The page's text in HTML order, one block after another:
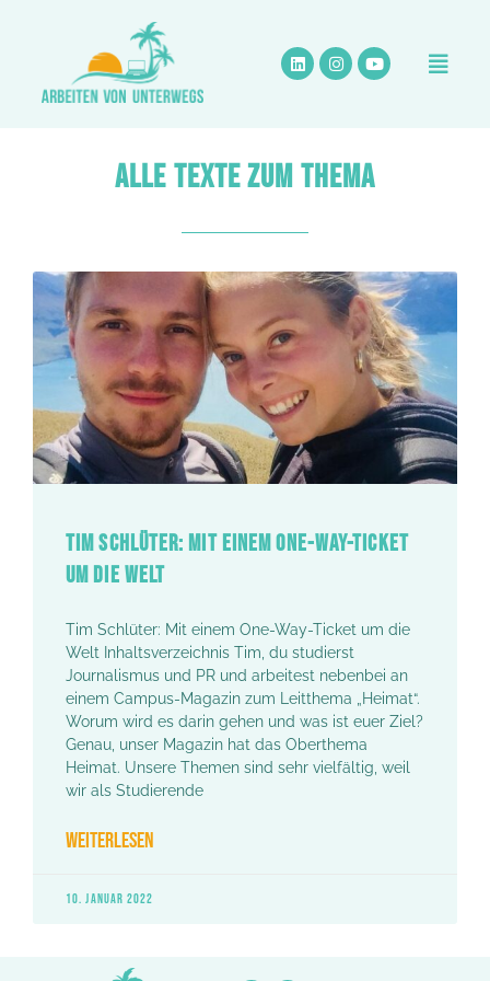
springen
ALLE TEXTE ZUM THEMA
TIM SCHLÜTER: MIT EINEM ONE-WAY-TICKET
UM DIE WELT
Tim Schlüter: Mit einem One-Way-Ticket um die
Welt Inhaltsverzeichnis Tim, du studierst
Journalismus und PR und arbeitest nebenbei an
einem Campus-Magazin zum Leitthema „Heimat“.
Worum wird es darin gehen und was ist euer Ziel?
Genau, unser Magazin hat das Oberthema
Heimat. Unsere Themen sind sehr vielfältig, weil
wir als Studierende
WEITERLESEN
10. JANUAR 2022